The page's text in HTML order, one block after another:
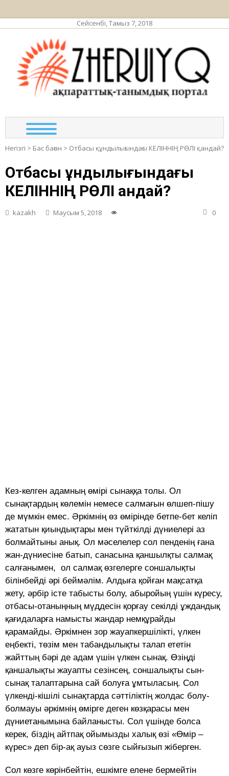
Сейсенбі, Тамыз 7, 2018
Негізгі > Бас баған > Отбасы құндылығындағы КЕЛІННІҢ РӨЛІ қандай?
Отбасы құндылығындағы
КЕЛІННІҢ РӨЛІ қандай?
kazakh Маусым 5, 2018 0
Кез-келген адамның өмірі сынаққа толы. Ол
сынақтардың көлемін немесе салмағын өлшеп-пішу
де мүмкін емес. Әркімнің өз өмірінде бетпе-бет келіп
жататын қиындықтары мен түйткілді дүниелері аз
болмайтыны анық. Ол мәселелер сол пенденің ғана
жан-дүниесіне батып, санасына қаншылқты салмақ
салғанымен, ол салмақ өзгелерге соншалықты
білінбейді әрі беймәлім. Алдыға қойған мақсатқа
жету, әрбір істе табысты болу, абыройың үшін күресу,
отбасы-отаныңның мүддесін қорғау секілді ұждандық
қағидаларға намысты жандар немқұрайды
қарамайды. Әркімнен зор жауапкершілікті, үлкен
еңбекті, төзім мен табандылықты талап ететін
жайттың бәрі де адам үшін үлкен сынақ. Өзіңді
қаншалықты жауапты сезінсең, соншалықты сын-
сынақ талаптарына сай болуға ұмтыласың. Сол
үлкенді-кішілі сынақтарда сәттіліктің жолдас болу-
болмауы әркімнің өмірге деген көзқарасы мен
дүниетанымына байланысты. Сол үшінде болса
керек, біздің айтпақ ойымызды халық өзі «Өмір –
күрес» деп бір-ақ ауыз сөзге сыйғызып жіберген.
Сол көзге көрінбейтін, ешкімге елене бермейтін